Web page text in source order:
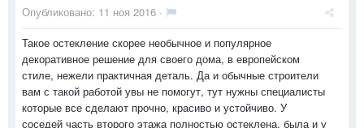
Опубликовано: 11 ноя 2016 ·
Такое остекление скорее необычное и популярное
декоративное решение для своего дома, в европейском
стиле, нежели практичная деталь. Да и обычные строители
вам с такой работой увы не помогут, тут нужны специалисты
которые все сделают прочно, красиво и устойчиво. У
соседей часть второго этажа полностью остеклена, была и у